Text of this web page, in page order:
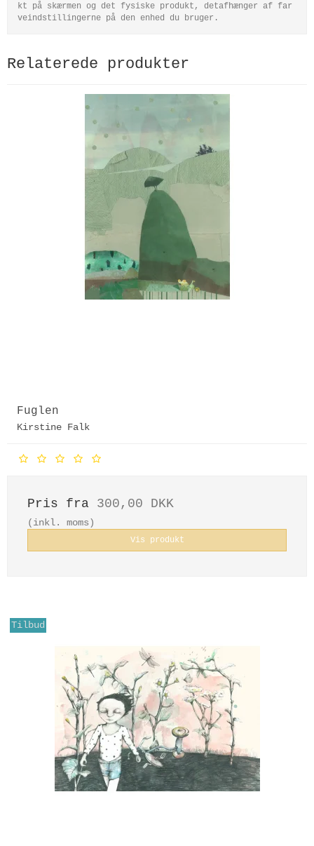
kt på skærmen og det fysiske produkt, detafhænger af far
veindstillingerne på den enhed du bruger.
Relaterede produkter
Fuglen
Kirstine Falk
Pris fra 300,00 DKK
(inkl. moms)
Vis produkt
Tilbud